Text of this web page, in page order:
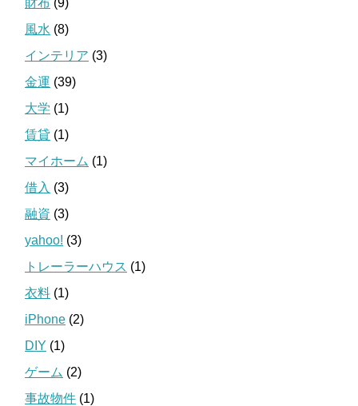
風水 (8)
インテリア (3)
金運 (39)
大学 (1)
賃貸 (1)
マイホーム (1)
借入 (3)
融資 (3)
yahoo! (3)
トレーラーハウス (1)
衣料 (1)
iPhone (2)
DIY (1)
ゲーム (2)
事故物件 (1)